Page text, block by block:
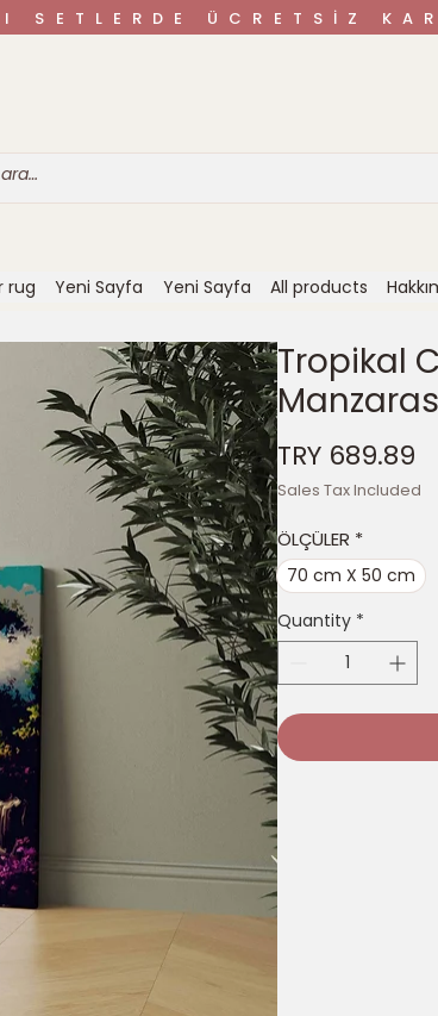
ÜCRETSİZ
rug Yeni Sayfa Yeni Sayfa All products
Tropikal
TRY 689.89
Sales Tax Included
ÖLÇÜLER *
70 cm X 50 cm
Quantity *